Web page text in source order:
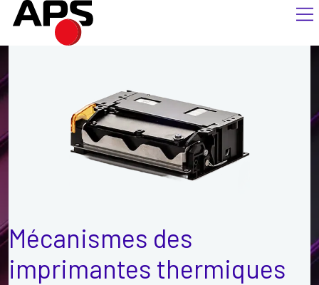
Mécanismes des
imprimantes thermiques